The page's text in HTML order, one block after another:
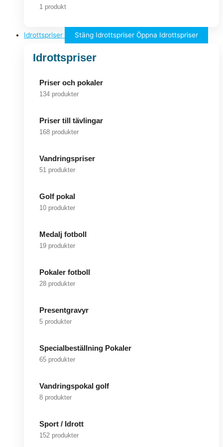
1 produkt
Idrottspriser Stäng Idrottspriser Öppna Idrottspriser
Idrottspriser
Priser och pokaler
134 produkter
Priser till tävlingar
168 produkter
Vandringspriser
51 produkter
Golf pokal
10 produkter
Medalj fotboll
19 produkter
Pokaler fotboll
28 produkter
Presentgravyr
5 produkter
Specialbeställning Pokaler
65 produkter
Vandringspokal golf
8 produkter
Sport / Idrott
152 produkter